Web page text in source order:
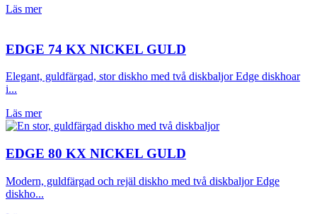
Läs mer
EDGE 74 KX NICKEL GULD
Elegant, guldfärgad, stor diskho med två diskbaljor Edge diskhoar
i...
Läs mer
EDGE 80 KX NICKEL GULD
Modern, guldfärgad och rejäl diskho med två diskbaljor Edge
diskho...